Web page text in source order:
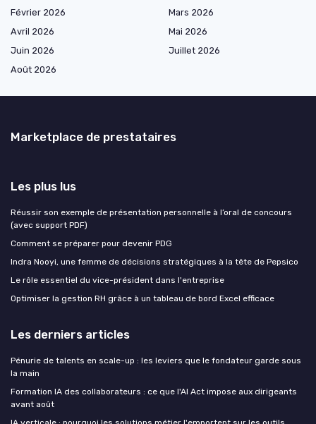
Février 2026
Mars 2026
Avril 2026
Mai 2026
Juin 2026
Juillet 2026
Août 2026
Marketplace de prestataires
Les plus lus
Réussir son exemple de présentation personnelle à l’oral de concours
(avec support PDF)
Comment se préparer pour devenir PDG
Indra Nooyi, une femme de décisions stratégiques à la tête de Pepsico
Le rôle essentiel du vice-président dans l'entreprise
Optimiser la gestion RH grâce à un tableau de bord Excel efficace
Les derniers articles
Pénurie de talents en scale-up : les leviers que le fondateur garde sous
la main
Formation IA des collaborateurs : ce que l'AI Act impose aux dirigeants
avant août